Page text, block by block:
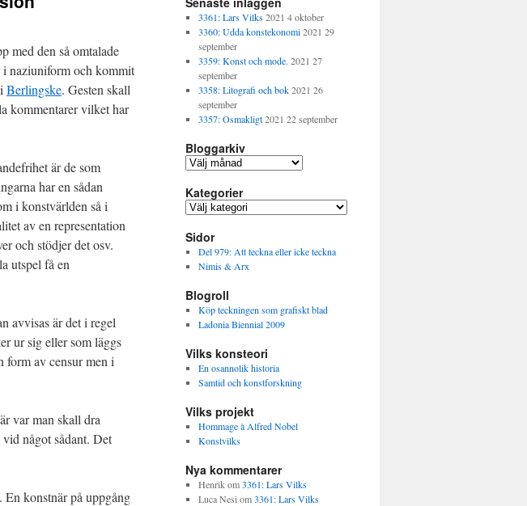
med den så omtalade
i naziuniform och kommit
Berlingske. Gesten skall
kommentarer vilket har
är de som
har en sådan
i konstvärlden så i
av en representation
och stödjer det osv.
utspel få en
avvisas är det i regel
ur sig eller som läggs
form av censur men i
var man skall dra
något sådant. Det
konstnär på uppgång
3361: Lars Vilks 2021 4 oktober
3360: Udda konstekonomi 2021 29
september
3359: Konst och mode. 2021 27
september
3358: Litografi och bok 2021 26
september
3357: Osmakligt 2021 22 september
Bloggarkiv
Bloggarkiv
Kategorier
Kategorier
Sidor
Del 979: Att teckna eller icke teckna
Nimis & Arx
Blogroll
Köp teckningen som grafiskt blad
Ladonia Biennial 2009
Vilks konsteori
En osannolik historia
Samtid och konstforskning
Vilks projekt
Hommage à Alfred Nobel
Konstvilks
Nya kommentarer
Henrikom3361: Lars Vilks
Luca Nesi om3361: Lars Vilks